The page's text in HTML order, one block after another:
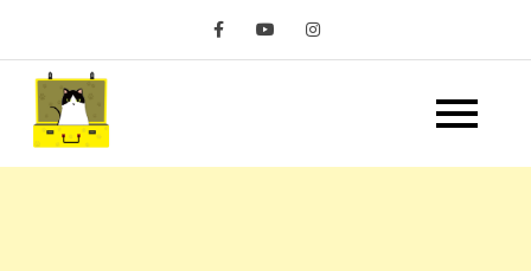
content
嘿 我要旅行 Hey Travel
Life